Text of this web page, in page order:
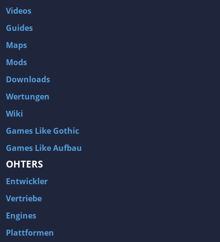
Videos
Guides
Maps
Mods
Downloads
Wertungen
Wiki
Games Like Gothic
Games Like Aufbau
OHTERS
Entwickler
Vertriebe
Engines
Plattformen